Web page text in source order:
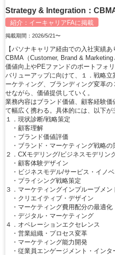
Strategy & Integration：
紹介： イーキャリアFAに掲載
掲載期間：2026/5/21〜
【パソナキャリア経由での入社実績あ
CBMA（Customer, Brand &
価値向上やPEファンドのポートフォ
バリューアップに向けて、１．戦略
ーケティング、ブランディング変革
せながら、価値提供していく。
業務内容はブランド価値、顧客経験
て幅広く携わる。具体的には、以下が
１．現状診断/戦略策定
・顧客理解
・ブランド価値評価
・ブランド・マーケティング戦略の
２．CXモデリング/ビジネスモデリン
・顧客体験デザイン
・ビジネスモデル/サービス・イノ
・プライシング戦略策定
３．マーケティングインプルーブメン
・クリエイティブ・デザイン
・マーケティング費用配分の最適化
・デジタル・マーケティング
４．オペレーションエクセレンス
・営業組織・プロセス変革
・マーケティング能力開発
・従業員エンゲージメント・インタ